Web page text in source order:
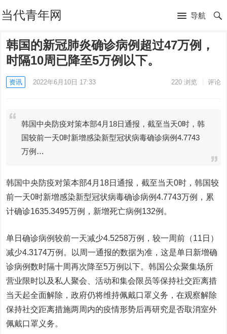
当代青年网 导航
韩国的新冠肺炎确诊病例超过47万例，
时隔10周已降至5万例以下。
资讯 2022年6月10日 17:33 220浏览 评论
韩国中央防疫对策本部4月18日通报，截至当天0时，韩
国较前一天0时新增感染新型冠状病毒确诊病例4.7743
万例…
韩国中央防疫对策本部4月18日通报，截至当天0时，韩国较
前一天0时新增感染新型冠状病毒确诊病例4.7743万例，累
计确诊1635.3495万例，新增死亡病例132例。
单日确诊病例较前一天减少4.5258万例，较一周前（11日）
减少4.3174万例。以周一通报的数据为准，这是单日新增确
诊病例数时隔十周再次降至5万例以下。韩国公众聚集场所
营业限时以及私人聚会、活动和集会限员等保持社交距离措
当天起全面解除，政府仍将维持佩戴口罩义务，在观察解除
保持社交距离措施两周内的疫情形势后再研究是否取消室外
佩戴口罩义务。